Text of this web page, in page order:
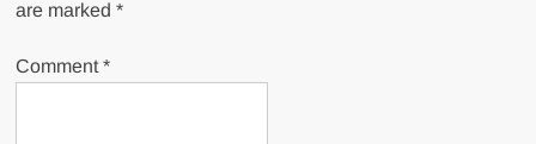
are marked*
Comment*